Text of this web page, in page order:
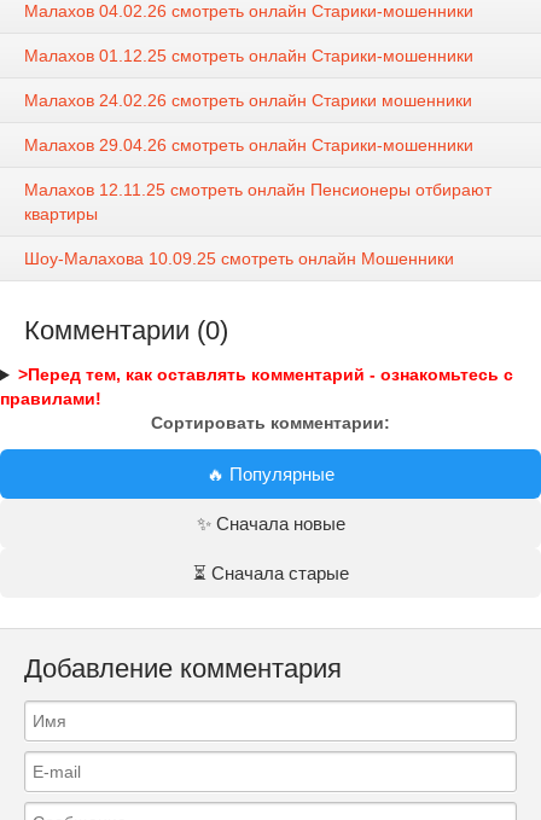
Малахов 04.02.26 смотреть онлайн Старики-мошенники
Малахов 01.12.25 смотреть онлайн Старики-мошенники
Малахов 24.02.26 смотреть онлайн Старики мошенники
Малахов 29.04.26 смотреть онлайн Старики-мошенники
Малахов 12.11.25 смотреть онлайн Пенсионеры отбирают
квартиры
Шоу-Малахова 10.09.25 смотреть онлайн Мошенники
Комментарии (0)
>Перед тем, как оставлять комментарий - ознакомьтесь с
правилами!
Сортировать комментарии:
🔥 Популярные
✨ Сначала новые
⏳ Сначала старые
Добавление комментария